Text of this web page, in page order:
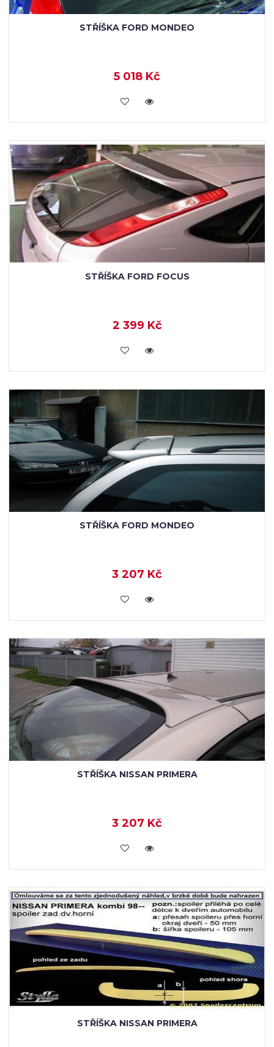
STŘÍŠKA FORD MONDEO
5 018 Kč
KOUPIT
STŘÍŠKA FORD FOCUS
2 399 Kč
KOUPIT
STŘÍŠKA FORD MONDEO
3 207 Kč
KOUPIT
STŘÍŠKA NISSAN PRIMERA
3 207 Kč
KOUPIT
STŘÍŠKA NISSAN PRIMERA